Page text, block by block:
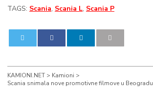
TAGS: Scania, Scania L, Scania P
KAMIONI.NET > Kamioni >
Scania snimala nove promotivne filmove u Beogradu